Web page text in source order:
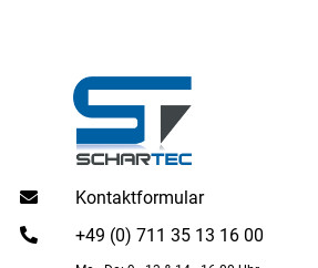
Kontaktformular
+49 (0) 711 35 13 16 00